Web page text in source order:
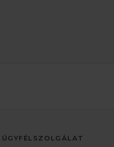
ÜGYFÉLSZOLGÁLAT